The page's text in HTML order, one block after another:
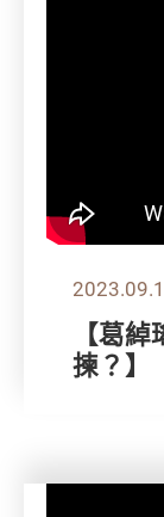
【葛
揀？】